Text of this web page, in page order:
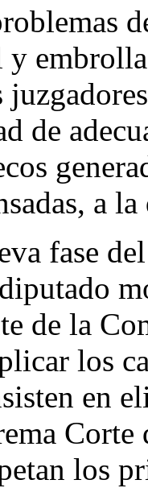
de
a
fase
de la
los
en
los